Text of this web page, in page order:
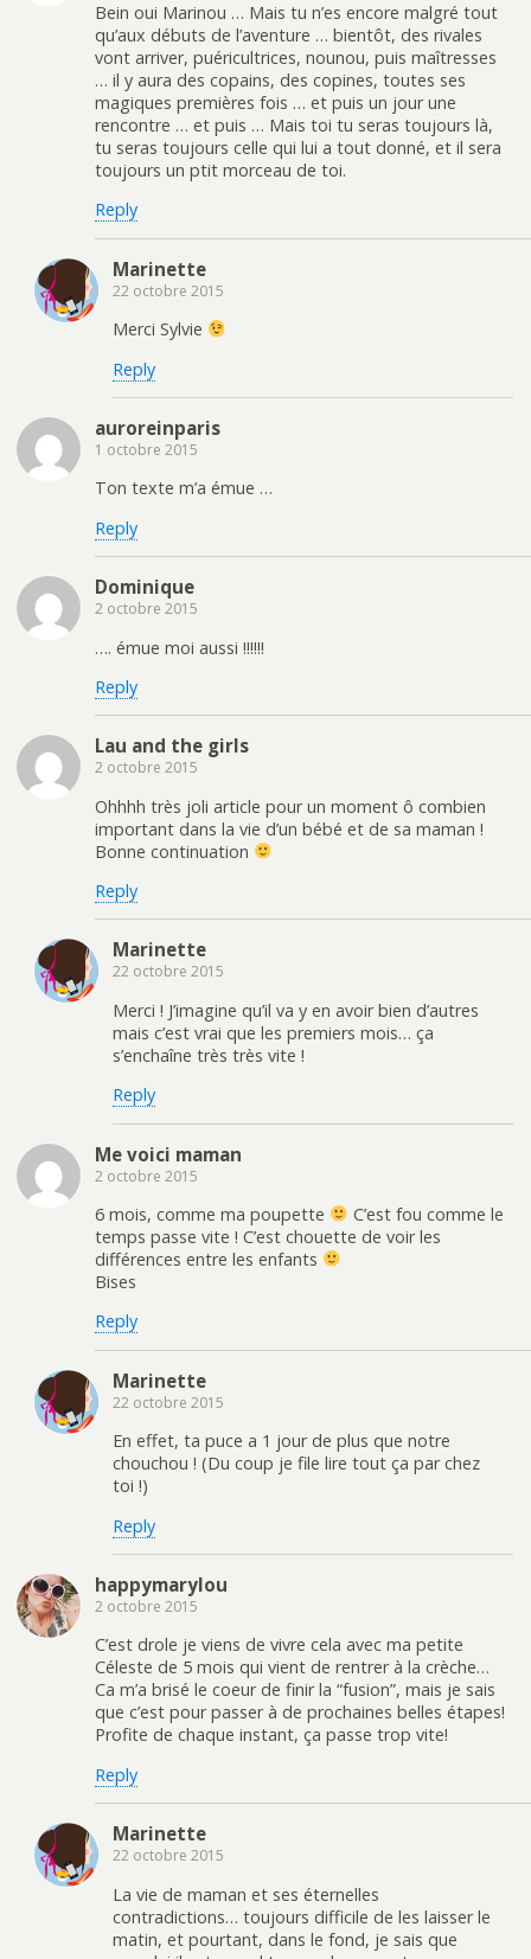
Bein oui Marinou … Mais tu n’es encore malgré tout
qu’aux débuts de l’aventure … bientôt, des rivales
vont arriver, puéricultrices, nounou, puis maîtresses
… il y aura des copains, des copines, toutes ses
magiques premières fois … et puis un jour une
rencontre … et puis … Mais toi tu seras toujours là,
tu seras toujours celle qui lui a tout donné, et il sera
toujours un ptit morceau de toi.
Reply
Marinette
22 octobre 2015
Merci Sylvie
Reply
auroreinparis
1 octobre 2015
Ton texte m’a émue …
Reply
Dominique
2 octobre 2015
…. émue moi aussi !!!!!!
Reply
Lau and the girls
2 octobre 2015
Ohhhh très joli article pour un moment ô combien
important dans la vie d’un bébé et de sa maman !
Bonne continuation
Reply
Marinette
22 octobre 2015
Merci ! J’imagine qu’il va y en avoir bien d’autres
mais c’est vrai que les premiers mois… ça
s’enchaîne très très vite !
Reply
Me voici maman
2 octobre 2015
6 mois, comme ma poupette
C’est fou comme le
temps passe vite ! C’est chouette de voir les
différences entre les enfants
Bises
Reply
Marinette
22 octobre 2015
En effet, ta puce a 1 jour de plus que notre
chouchou ! (Du coup je file lire tout ça par chez
toi !)
Reply
happymarylou
2 octobre 2015
C’est drole je viens de vivre cela avec ma petite
Céleste de 5 mois qui vient de rentrer à la crèche…
Ca m’a brisé le coeur de finir la “fusion”, mais je sais
que c’est pour passer à de prochaines belles étapes!
Profite de chaque instant, ça passe trop vite!
Reply
Marinette
22 octobre 2015
La vie de maman et ses éternelles
contradictions… toujours difficile de les laisser le
matin, et pourtant, dans le fond, je sais que